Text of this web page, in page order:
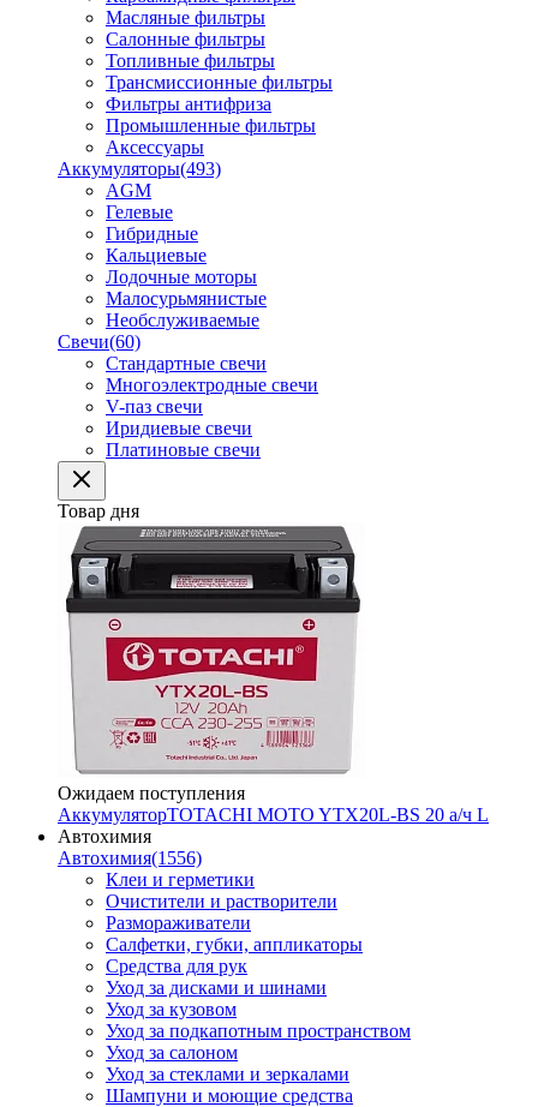
Масляные фильтры
Салонные фильтры
Топливные фильтры
Трансмиссионные фильтры
Фильтры антифриза
Промышленные фильтры
Аксессуары
Аккумуляторы(493)
AGM
Гелевые
Гибридные
Кальциевые
Лодочные моторы
Малосурьмянистые
Необслуживаемые
Свечи(60)
Стандартные свечи
Многоэлектродные свечи
V-паз свечи
Иридиевые свечи
Платиновые свечи
Товар дня
Ожидаем поступления
АккумуляторTOTACHI MOTO YTX20L-BS 20 а/ч L
Автохимия
Автохимия(1556)
Клеи и герметики
Очистители и растворители
Размораживатели
Салфетки, губки, аппликаторы
Средства для рук
Уход за дисками и шинами
Уход за кузовом
Уход за подкапотным пространством
Уход за салоном
Уход за стеклами и зеркалами
Шампуни и моющие средства